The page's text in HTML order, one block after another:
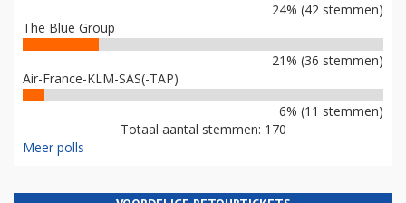
24% (42 stemmen)
The Blue Group
21% (36 stemmen)
Air-France-KLM-SAS(-TAP)
6% (11 stemmen)
Totaal aantal stemmen: 170
Meer polls